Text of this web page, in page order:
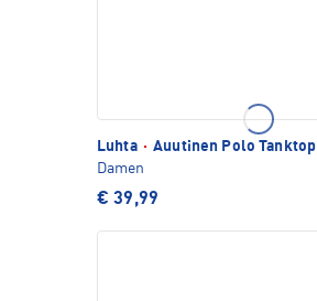
Luhta · Auutinen Polo Tanktop
Damen
€ 39,99